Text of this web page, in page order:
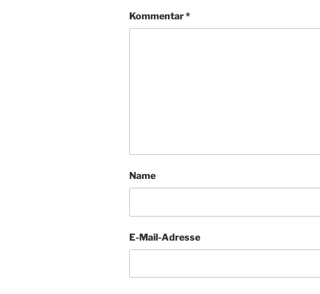
Kommentar*
Name
E-Mail-Adresse